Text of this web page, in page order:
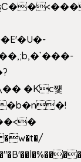
�Kc쩇
�w�t�/